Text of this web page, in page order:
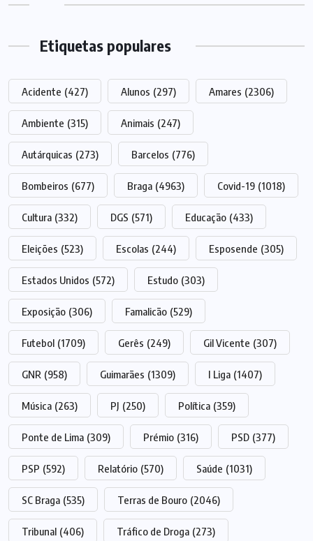
Etiquetas populares
Acidente (427) Alunos (297) Amares (2306)
Ambiente (315) Animais (247)
Autárquicas (273) Barcelos (776)
Bombeiros (677) Braga (4963) Covid-19 (1018)
Cultura (332) DGS (571) Educação (433)
Eleições (523) Escolas (244) Esposende (305)
Estados Unidos (572) Estudo (303)
Exposição (306) Famalicão (529)
Futebol (1709) Gerês (249) Gil Vicente (307)
GNR (958) Guimarães (1309) I Liga (1407)
Música (263) PJ (250) Política (359)
Ponte de Lima (309) Prémio (316) PSD (377)
PSP (592) Relatório (570) Saúde (1031)
SC Braga (535) Terras de Bouro (2046)
Tribunal (406) Tráfico de Droga (273)